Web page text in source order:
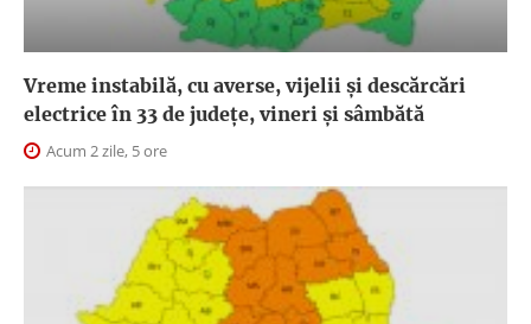
Vreme instabilă, cu averse, vijelii și descărcări
electrice în 33 de județe, vineri și sâmbătă
Acum 2 zile, 5 ore